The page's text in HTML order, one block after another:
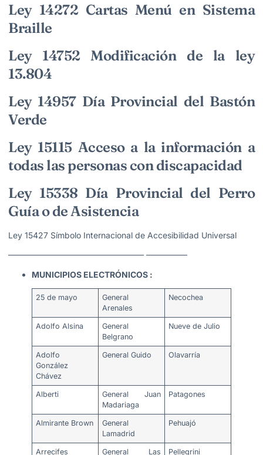
Ley 14272 Cartas Menú en Sistema
Braille
Ley 14752 Modificación de la ley
13.804
Ley 14957 Día Provincial del Bastón
Verde
Ley 15115 Acceso a la información a
todas las personas con discapacidad
Ley 15338 Día Provincial del Perro
Guía o de Asistencia
Ley 15427 Símbolo Internacional de Accesibilidad Universal
————————————————– —————
MUNICIPIOS ELECTRÓNICOS :
25 de mayo
General
Arenales
Necochea
Adolfo Alsina
General
Belgrano
Nueve de Julio
Adolfo
González
Chávez
General Guido Olavarría
Alberti
General Juan
Madariaga
Patagones
Almirante Brown
General
Lamadrid
Pehuajó
Arrecifes General Las Pellegrini